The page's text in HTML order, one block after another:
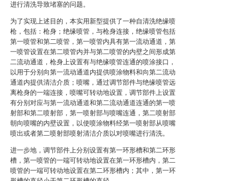
进行清洗导致堵塞的问题。
为了实现上述目的，本实用新型提供了一种自清洗绝缘喷
枪，包括：枪身；绝缘喷管，与枪身连接，绝缘喷管包括
第一喷管和第二喷管，第一喷管内具有第一流动通道，第
一喷管设置在第二喷管内并与第二喷管的内壁之间形成第
二流动通道，枪身上设置有与绝缘喷管连通的喷涂接口，
以用于分别向第一流动通道内提供喷涂物料和向第二流动
通道内提供清洁介质；喷嘴，通过调节部件与绝缘喷管远
离枪身的一端连接，喷嘴可转动地设置，调节部件上设置
有分别对应与第一流动通道和第二流动通道连通的第一喷
射部和第二喷射部，第一喷射部与喷嘴连通，第二喷射部
朝向喷嘴的内壁设置，以使喷涂物料经第一喷射部从喷嘴
喷出或者第二喷射部喷射清洁介质以对喷嘴进行清洗。
进一步地，调节部件上分别设置有第一环形槽和第二环形
槽，第一喷管的一端可转动地设置在第一环形槽内，第二
喷管的一端可转动地设置在第二环形槽内；其中，第一环